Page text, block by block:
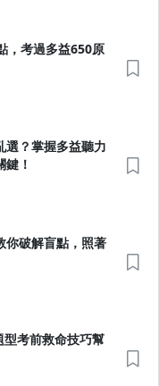
，考過多益650原
選？掌握多益聽力
！
你破解盲點，照著
型考前救命技巧幫